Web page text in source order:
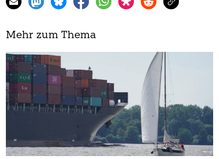
Mehr zum Thema